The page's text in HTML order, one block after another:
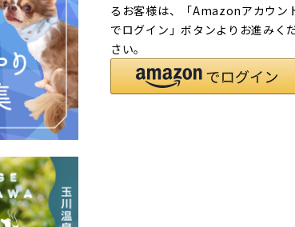
るお客様は、「Amazonアカウン
でログイン」ボタンよりお進みく
さい。